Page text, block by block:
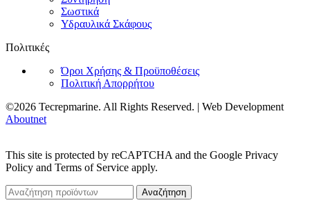
Σωστικά
Υδραυλικά Σκάφους
Πολιτικές
Όροι Χρήσης & Προϋποθέσεις
Πολιτική Απορρήτου
©2026 Tecrepmarine. All Rights Reserved. | Web Development
Aboutnet
This site is protected by reCAPTCHA and the Google Privacy
Policy and Terms of Service apply.
Αναζήτηση